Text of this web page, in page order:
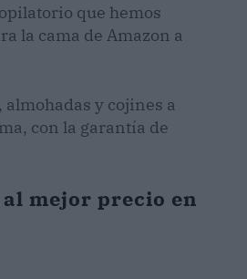
que hemos
la cama de Amazon a
y cojines a
con la garantía de
mejor precio en